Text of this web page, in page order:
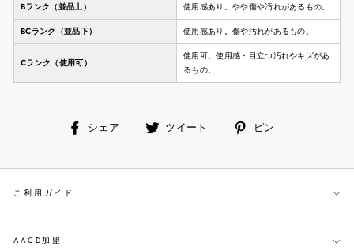
Bランク（並品上） 使用感あり。やや傷や汚れがあるもの。
BCランク（並品下） 使用感あり。傷や汚れがあるもの。
Cランク（使用可）
使用可。使用感・目立つ汚れやキズがあ
るもの。
シェア
facebookツイート ピン
ご利用ガイド
AACD加盟